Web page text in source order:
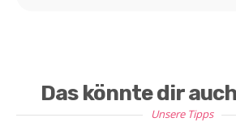
Das könnte dir
Unsere Tipps